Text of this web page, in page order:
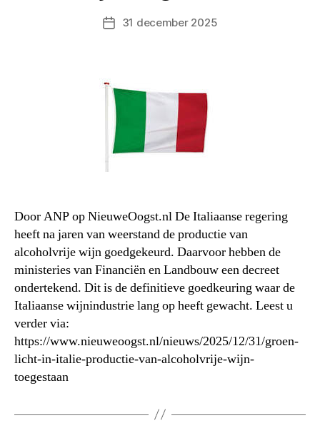
Berichtdatum
31 december 2025
Door ANP op NieuweOogst.nl De Italiaanse regering
heeft na jaren van weerstand de productie van
alcoholvrije wijn goedgekeurd. Daarvoor hebben de
ministeries van Financiën en Landbouw een decreet
ondertekend. Dit is de definitieve goedkeuring waar de
Italiaanse wijnindustrie lang op heeft gewacht. Leest u
verder via:
https://www.nieuweoogst.nl/nieuws/2025/12/31/groen-
licht-in-italie-productie-van-alcoholvrije-wijn-
toegestaan